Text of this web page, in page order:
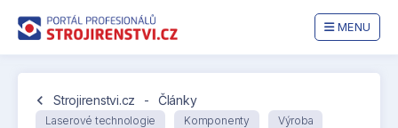
MENU
chevron_left Strojirenstvi.cz - Články
Laserové technologie Komponenty Výroba